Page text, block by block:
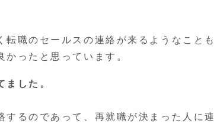
職のセールスの連絡が来るようなことも
ったと思っています。
した。
るのであって、再就職が決まった人に連